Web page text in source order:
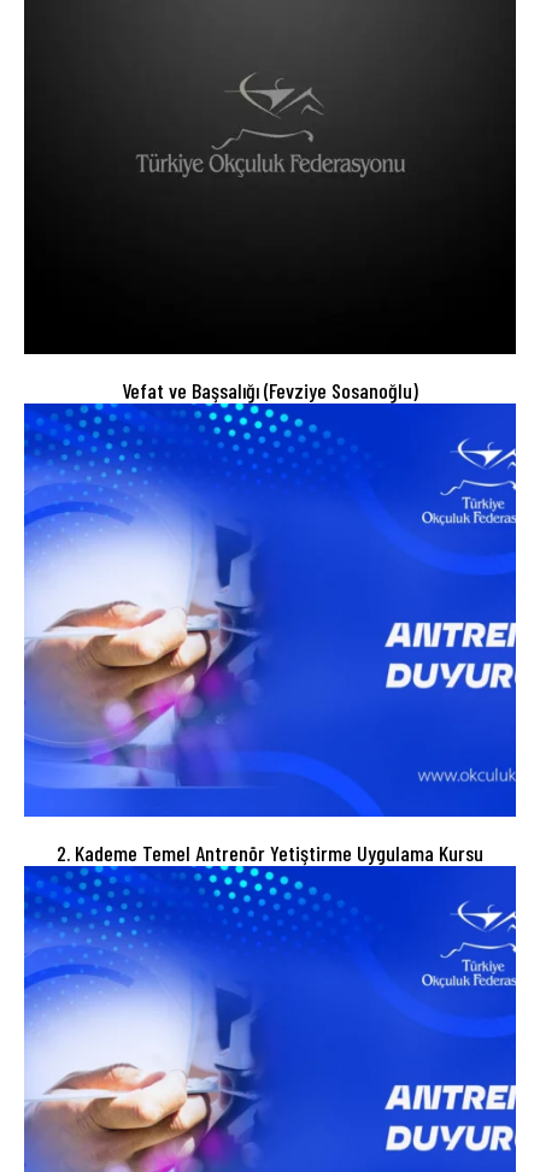
Vefat ve Başsalığı (Fevziye Sosanoğlu)
2. Kademe Temel Antrenör Yetiştirme Uygulama Kursu